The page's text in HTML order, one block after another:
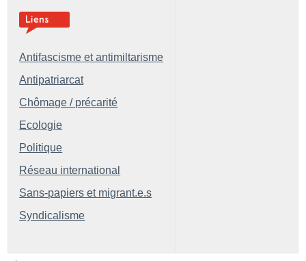
Antifascisme et antimiltarisme
Antipatriarcat
Chômage / précarité
Ecologie
Politique
Réseau international
Sans-papiers et migrant.e.s
Syndicalisme